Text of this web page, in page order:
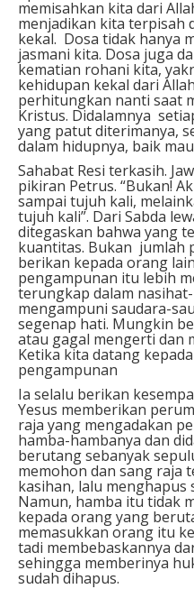
memisahkan kita dari
menjadikan kita terpisah
kekal. Dosa tidak hanya
jasmani kita. Dosa juga
kematian rohani kita,
kehidupan kekal dari
perhitungkan nanti saat
Kristus. Didalamnya
yang patut diterimanya,
dalam hidupnya, baik
Sahabat Resi terkasih.
pikiran Petrus. “Bukan!
sampai tujuh kali,
tujuh kali”. Dari Sabda
ditegaskan bahwa yang
kuantitas. Bukan jumlah
berikan kepada orang
pengampunan itu lebih
terungkap dalam
mengampuni saudara-
segenap hati. Mungkin
atau gagal mengerti dan
Ketika kita datang
pengampunan
Ia selalu berikan
Yesus memberikan
raja yang mengadakan
hamba-hambanya dan
berutang sebanyak
memohon dan sang raja
kasihan, lalu menghapus
Namun, hamba itu tidak
kepada orang yang
memasukkan orang itu
tadi membebaskannya
sehingga memberinya
sudah dihapus.